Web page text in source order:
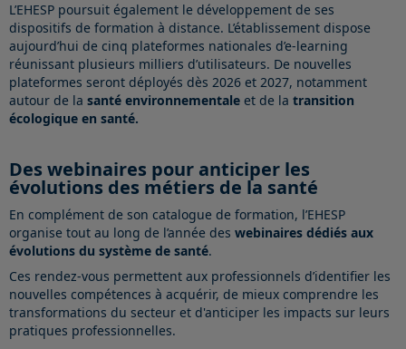
L’EHESP poursuit également le développement de ses
dispositifs de formation à distance. L’établissement dispose
aujourd’hui de cinq plateformes nationales d’e-learning
réunissant plusieurs milliers d’utilisateurs. De nouvelles
plateformes seront déployés dès 2026 et 2027, notamment
autour de la santé environnementale et de la transition
écologique en santé.
Des webinaires pour anticiper les
évolutions des métiers de la santé
En complément de son catalogue de formation, l’EHESP
organise tout au long de l’année des webinaires dédiés aux
évolutions du système de santé.
Ces rendez-vous permettent aux professionnels d’identifier les
nouvelles compétences à acquérir, de mieux comprendre les
transformations du secteur et d'anticiper les impacts sur leurs
pratiques professionnelles.